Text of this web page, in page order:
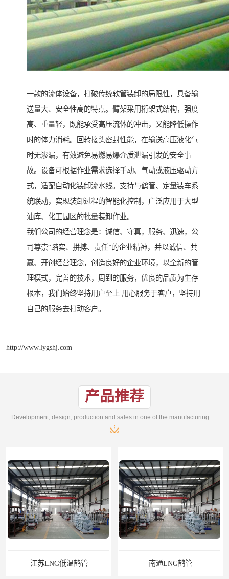
一款的流体设备，打破传统软管装卸的局限性，具备输
送量大、安全性高的特点。臂架采用桁架式结构，强度
高、重量轻，既能承受高压流体的冲击，又能降低操作
时的体力消耗。回转接头密封性能，在输送高压液化气
时无渗漏，有效避免易燃易爆介质泄漏引发的安全事
故。设备可根据作业需求选择手动、气动或液压驱动方
式，适配自动化装卸流水线。支持与鹤管、定量装车系
统联动，实现装卸过程的智能化控制，广泛应用于大型
油库、化工园区的批量装卸作业。
我们公司的经营理念是：诚信、守真，服务、迅速，公
司尊崇“踏实、拼搏、责任”的企业精神，并以诚信、共
赢、开创经营理念，创造良好的企业环境，以全新的管
理模式，完善的技术，周到的服务，优良的品质为生存
根本，我们始终坚持用户至上 用心服务于客户，坚持用
自己的服务去打动客户。
http://www.lygshj.com
产品推荐
南通LNG鹤管